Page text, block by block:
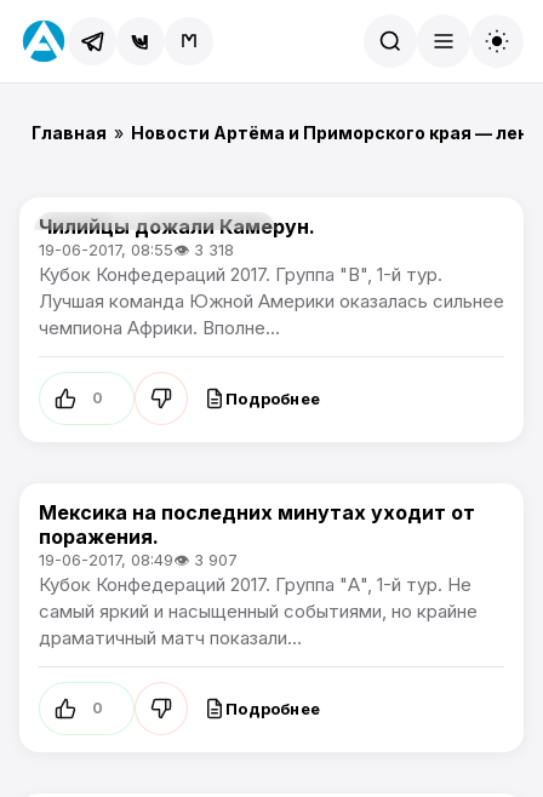
Главная » Новости Артёма и Приморского края —
Кубок Конфедераций 2017
Чилийцы дожали Камерун.
19-06-2017, 08:55👁 3 318
Кубок Конфедераций 2017. Группа "В", 1-й тур.
Лучшая команда Южной Америки оказалась сильнее
чемпиона Африки. Вполне...
0 Подробнее
Кубок Конфедераций 2017
Мексика на последних минутах уходит от
поражения.
19-06-2017, 08:49👁 3 907
Кубок Конфедераций 2017. Группа "А", 1-й тур. Не
самый яркий и насыщенный событиями, но крайне
драматичный матч показали...
0 Подробнее